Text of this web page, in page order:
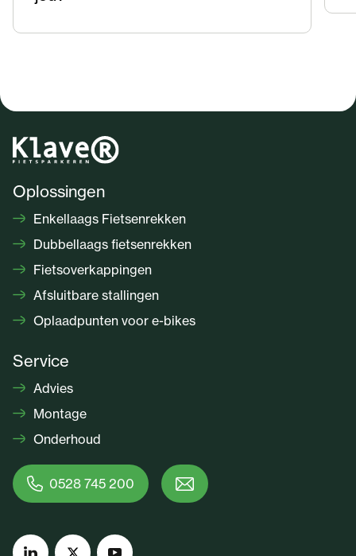
Oplossingen
Enkellaags Fietsenrekken
Dubbellaags fietsenrekken
Fietsoverkappingen
Afsluitbare stallingen
Oplaadpunten voor e-bikes
Service
Advies
Montage
Onderhoud
0528 745 200